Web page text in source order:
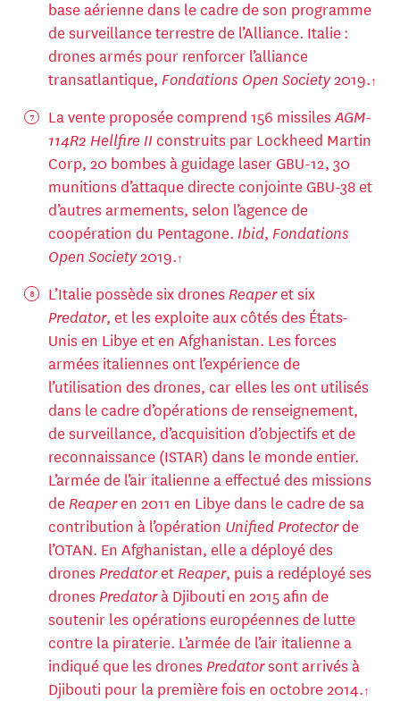
base aérienne dans le cadre de son programme
de surveillance terrestre de l’Alliance. Italie :
drones armés pour renforcer l’alliance
transatlantique, Fondations Open Society2019.
La vente proposée comprend 156 missilesAGM-
114R2 Hellfire IIconstruits par Lockheed Martin
Corp, 20 bombes à guidage laser GBU-12, 30
munitions d’attaque directe conjointe GBU-38 et
d’autres armements, selon l’agence de
coopération du Pentagone. Ibid, Fondations
Open Society2019.
L’Italie possède six drones Reaperet six
Predator, et les exploite aux côtés des États-
Unis en Libye et en Afghanistan. Les forces
armées italiennes ont l’expérience de
l’utilisation des drones, car elles les ont utilisés
dans le cadre d’opérations de renseignement,
de surveillance, d’acquisition d’objectifs et de
reconnaissance (ISTAR) dans le monde entier.
L’armée de l’air italienne a effectué des missions
deReaperen 2011 en Libye dans le cadre de sa
contribution à l’opération Unified Protectorde
l’OTAN. En Afghanistan, elle a déployé des
drones PredatoretReaper, puis a redéployé ses
drones Predatorà Djibouti en 2015 afin de
soutenir les opérations européennes de lutte
contre la piraterie. L’armée de l’air italienne a
indiqué que les drones Predatorsont arrivés à
Djibouti pour la première fois en octobre 2014.